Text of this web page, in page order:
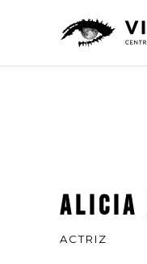
Alicia
ACTRIZ